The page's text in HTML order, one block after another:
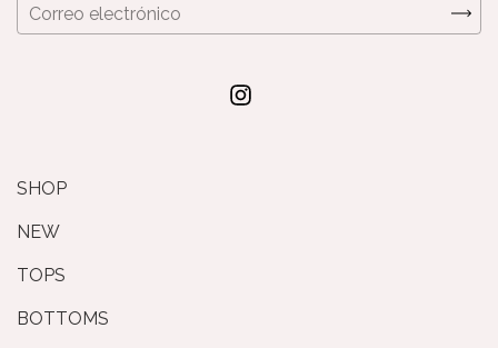
SHOP
NEW
TOPS
BOTTOMS